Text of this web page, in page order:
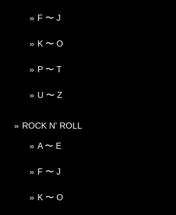
F 〜 J
K 〜 O
P 〜 T
U 〜 Z
ROCK N' ROLL
A 〜 E
F 〜 J
K 〜 O